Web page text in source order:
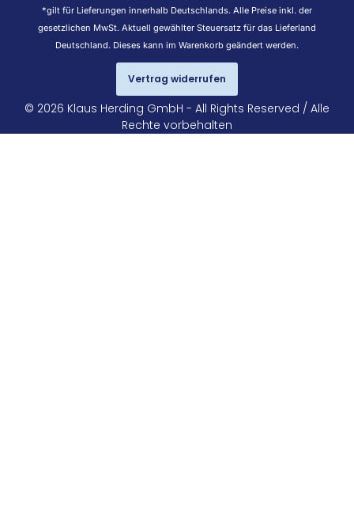
*gilt für Lieferungen innerhalb Deutschlands. Alle Preise inkl. der
gesetzlichen MwSt. Aktuell gewählter Steuersatz für das Lieferland
Deutschland. Dieses kann im Warenkorb geändert werden.
Vertrag widerrufen
© 2026 Klaus Herding GmbH - All Rights Reserved / Alle
Rechte vorbehalten